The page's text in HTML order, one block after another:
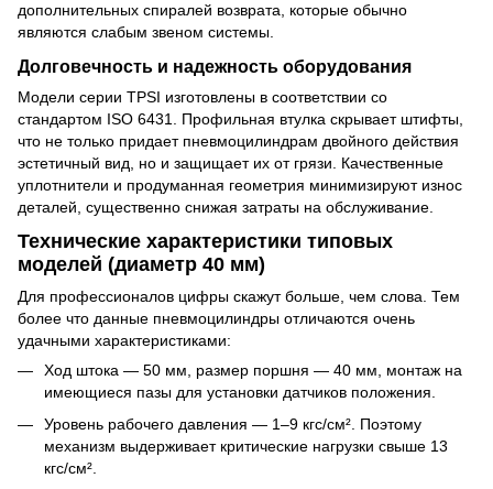
дополнительных спиралей возврата, которые обычно
являются слабым звеном системы.
Долговечность и надежность оборудования
Модели серии TPSI изготовлены в соответствии со
стандартом ISO 6431. Профильная втулка скрывает штифты,
что не только придает пневмоцилиндрам двойного действия
эстетичный вид, но и защищает их от грязи. Качественные
уплотнители и продуманная геометрия минимизируют износ
деталей, существенно снижая затраты на обслуживание.
Технические характеристики типовых
моделей (диаметр 40 мм)
Для профессионалов цифры скажут больше, чем слова. Тем
более что данные пневмоцилиндры отличаются очень
удачными характеристиками:
Ход штока — 50 мм, размер поршня — 40 мм, монтаж на
имеющиеся пазы для установки датчиков положения.
Уровень рабочего давления — 1–9 кгс/см². Поэтому
механизм выдерживает критические нагрузки свыше 13
кгс/см².